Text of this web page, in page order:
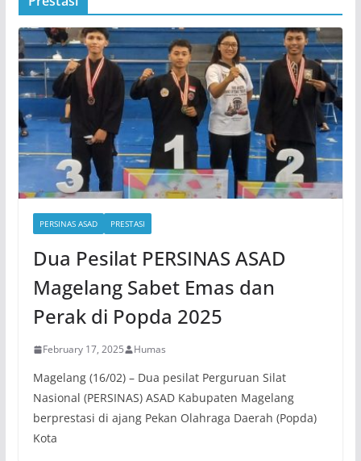
PERSINAS ASAD PRESTASI
Dua Pesilat PERSINAS ASAD
Magelang Sabet Emas dan
Perak di Popda 2025
February 17, 2025 Humas
Magelang (16/02) – Dua pesilat Perguruan Silat
Nasional (PERSINAS) ASAD Kabupaten Magelang
berprestasi di ajang Pekan Olahraga Daerah (Popda)
Kota